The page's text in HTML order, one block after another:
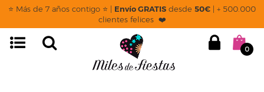
⭐ Más de 7 años contigo ⭐ | Envío GRATIS desde 50€ | + 500.000
clientes felices ❤️
0
page: listado